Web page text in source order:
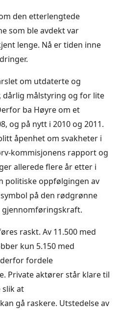
den etterlengtede
som ble avdekt var
lenge. Nå er tiden inne
om utdaterte og
dårlig målstyring og for lite
ba Høyre om et
og på nytt i 2010 og 2011.
åpenhet om svakheter i
kommisjonens rapport og
allerede flere år etter i
politiske oppfølgingen av
på den rødgrønne
gjennomføringskraft.
raskt. Av 11.500 med
kun 5.150 med
fordele
Private aktører står klare til
slik at
gå raskere. Utstedelse av